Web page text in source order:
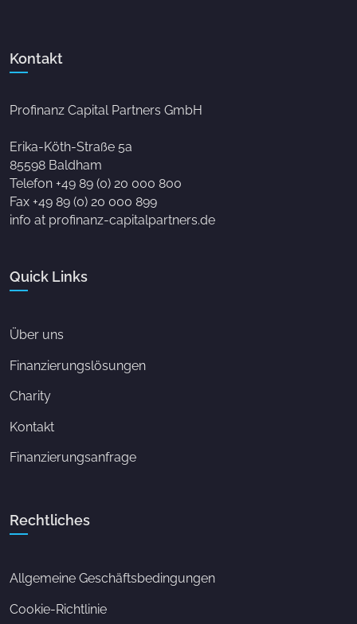
Kontakt
Profinanz Capital Partners GmbH
Erika-Köth-Straße 5a
85598 Baldham
Telefon +49 89 (0) 20 000 800
Fax +49 89 (0) 20 000 899
info at profinanz-capitalpartners.de
Quick Links
Über uns
Finanzierungslösungen
Charity
Kontakt
Finanzierungsanfrage
Rechtliches
Allgemeine Geschäftsbedingungen
Cookie-Richtlinie